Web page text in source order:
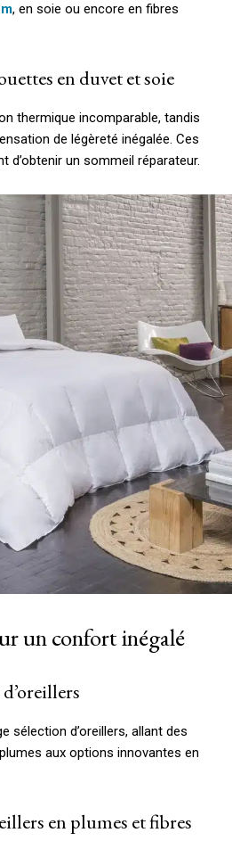
, en soie ou encore en fibres
en duvet et soie
thermique incomparable, tandis
de légèreté inégalée. Ces
d’obtenir un sommeil réparateur.
un confort inégalé
sélection d’oreillers, allant des
aux options innovantes en
en plumes et fibres